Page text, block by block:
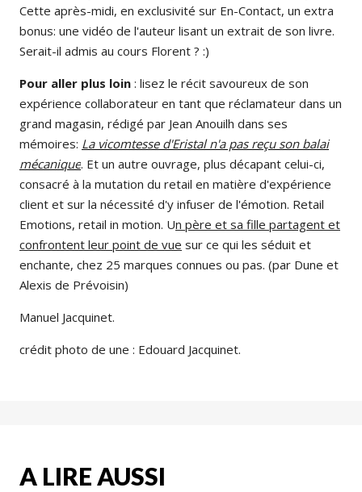
Cette après-midi, en exclusivité sur En-Contact, un extra
bonus: une vidéo de l'auteur lisant un extrait de son livre.
Serait-il admis au cours Florent ? :)
Pour aller plus loin : lisez le récit savoureux de son
expérience collaborateur en tant que réclamateur dans un
grand magasin, rédigé par Jean Anouilh dans ses
mémoires: La vicomtesse d'Eristal n'a pas reçu son balai
mécanique. Et un autre ouvrage, plus décapant celui-ci,
consacré à la mutation du retail en matière d'expérience
client et sur la nécessité d'y infuser de l'émotion. Retail
Emotions, retail in motion. Un père et sa fille partagent et
confrontent leur point de vue sur ce qui les séduit et
enchante, chez 25 marques connues ou pas. (par Dune et
Alexis de Prévoisin)
Manuel Jacquinet.
crédit photo de une : Edouard Jacquinet.
A LIRE AUSSI